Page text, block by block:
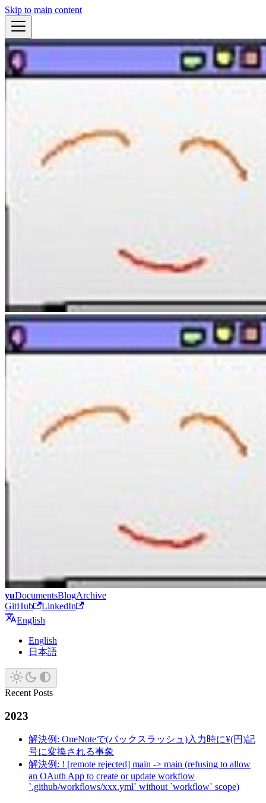
Skip to main content
yuDocumentsBlogArchive
GitHub
LinkedIn
English
English
日本語
Recent Posts
2023
解決例: OneNoteで(バックスラッシュ)入力時に¥(円)記
号に変換される事象
解決例: ! [remote rejected] main -> main (refusing to allow
an OAuth App to create or update workflow
`.github/workflows/xxx.yml` without `workflow` scope)